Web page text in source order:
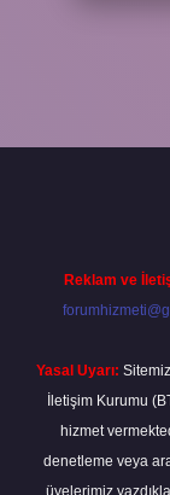
Reklam ve
Yasal Uyarı:
İletişim Kurumu
hizmet
denetleme veya
üyelerimiz